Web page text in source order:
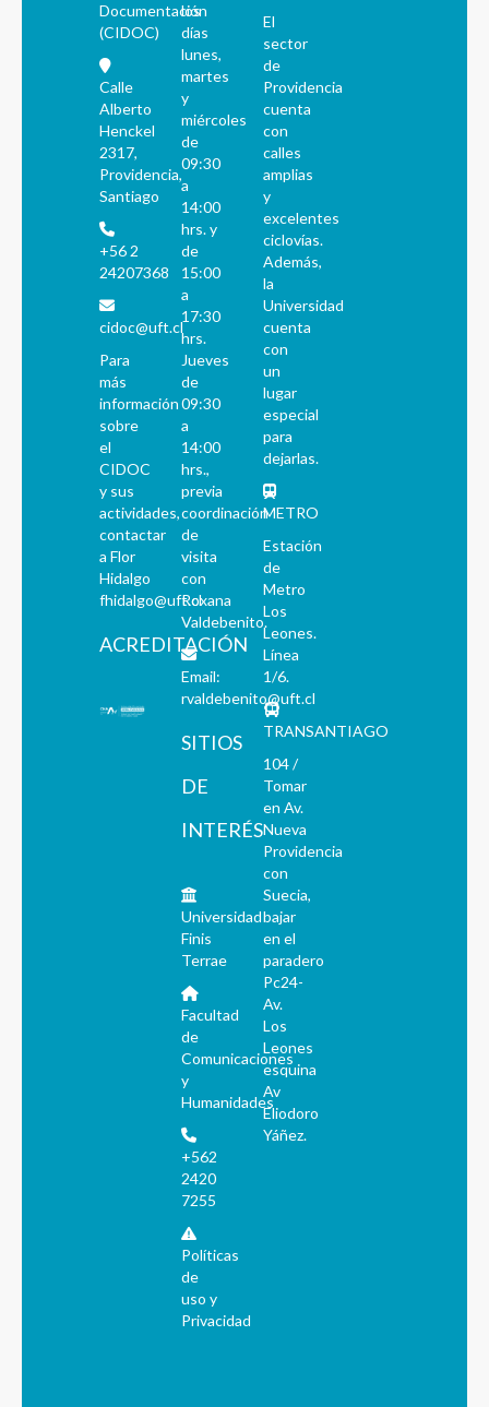
Documentación
(CIDOC)
Calle
Alberto
Henckel
2317,
Providencia,
Santiago
+56 2
24207368
cidoc@uft.cl
Para
más
información
sobre
el
CIDOC
y sus
actividades,
contactar
a Flor
Hidalgo
fhidalgo@uft.cl
ACREDITACIÓN
los
días
lunes,
martes
y
miércoles
de
09:30
a
14:00
hrs. y
de
15:00
a
17:30
hrs.
Jueves
de
09:30
a
14:00
hrs.,
previa
coordinación
de
visita
con
Roxana
Valdebenito.
Email:
rvaldebenito@uft.cl
SITIOS
DE
INTERÉS
Universidad
Finis
Terrae
Facultad
de
Comunicaciones
y
Humanidades
+562
2420
7255
Políticas
de
uso y
Privacidad
El
sector
de
Providencia
cuenta
con
calles
amplias
y
excelentes
ciclovías.
Además,
la
Universidad
cuenta
con
un
lugar
especial
para
dejarlas.
METRO
Estación
de
Metro
Los
Leones.
Línea
1/6.
TRANSANTIAGO
104 /
Tomar
en Av.
Nueva
Providencia
con
Suecia,
bajar
en el
paradero
Pc24-
Av.
Los
Leones
esquina
Av
Eliodoro
Yáñez.